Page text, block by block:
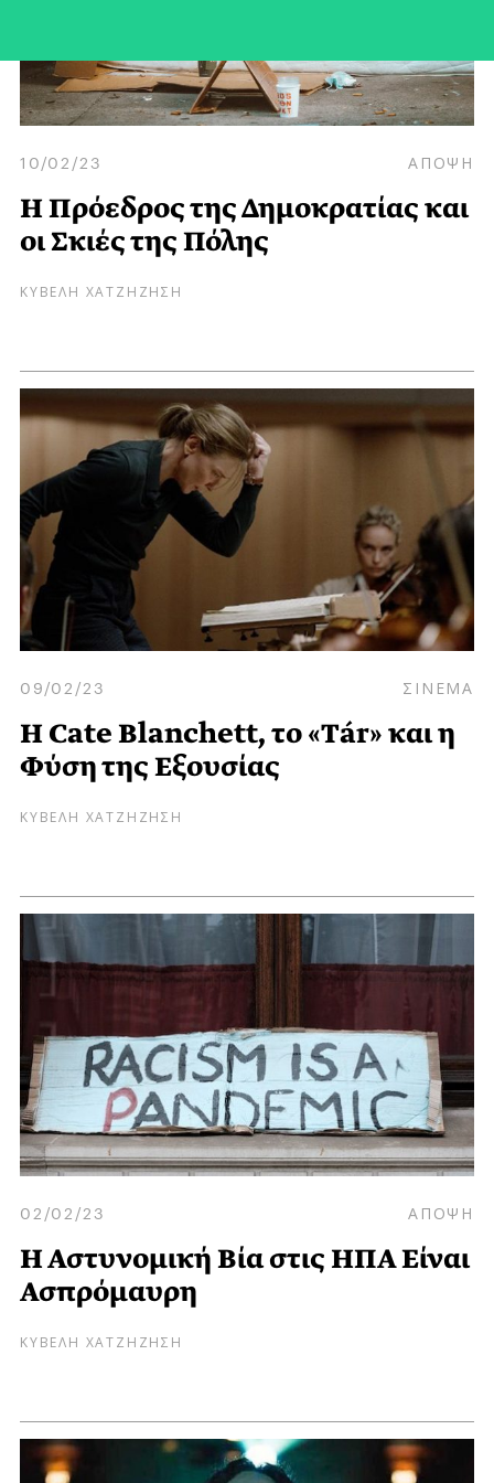
10/02/23 ΑΠΟΨΗ
Η Πρόεδρος της Δημοκρατίας και
οι Σκιές της Πόλης
ΚΥΒΕΛΗ ΧΑΤΖΗΖΗΣΗ
09/02/23 ΣΙΝΕΜΑ
Η Cate Blanchett, το «Tár» και η
Φύση της Εξουσίας
ΚΥΒΕΛΗ ΧΑΤΖΗΖΗΣΗ
02/02/23 ΑΠΟΨΗ
Η Αστυνομική Βία στις ΗΠΑ Είναι
Ασπρόμαυρη
ΚΥΒΕΛΗ ΧΑΤΖΗΖΗΣΗ